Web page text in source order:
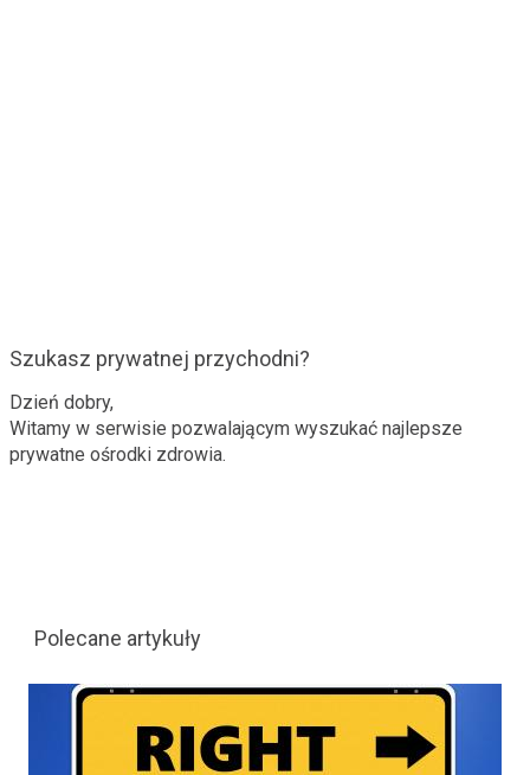
Szukasz prywatnej przychodni?
Dzień dobry,
Witamy w serwisie pozwalającym wyszukać najlepsze
prywatne ośrodki zdrowia.
Polecane artykuły